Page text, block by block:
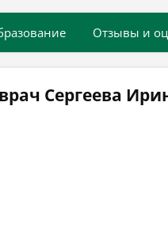
Отзывы и
Сергеева